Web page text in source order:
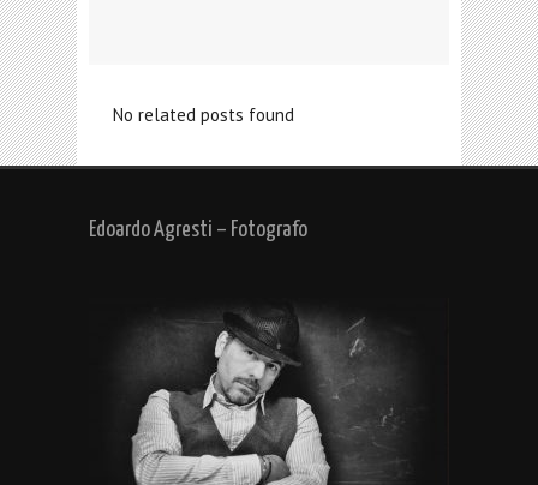
No related posts found
Edoardo Agresti – Fotografo